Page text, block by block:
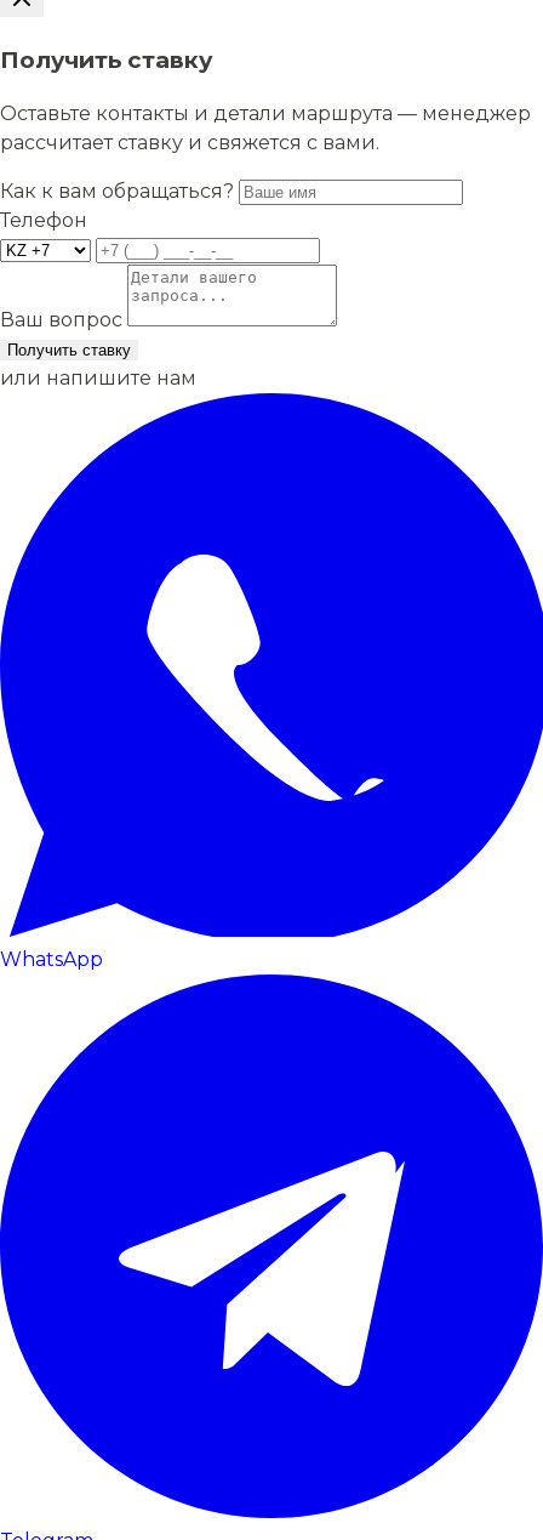
Получить ставку
Оставьте контакты и детали маршрута — менеджер
рассчитает ставку и свяжется с вами.
Как к вам обращаться?
Телефон
Ваш вопрос
Получить ставку
или напишите нам
WhatsApp